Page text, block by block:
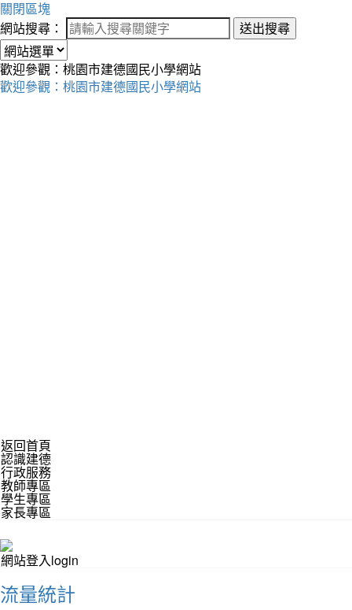
關閉區塊
網站搜尋：
送出搜尋
歡迎參觀：桃園市建德國民小學網站
歡迎參觀：桃園市建德國民小學網站
返回首頁
認識建德
行政服務
教師專區
學生專區
家長專區
網站登入login
流量統計